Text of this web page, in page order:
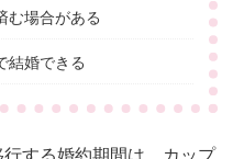
む場合がある
結婚できる
行する婚約期間は、カップ